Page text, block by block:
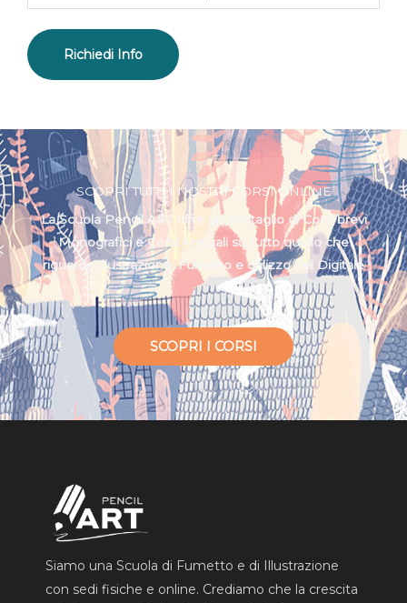
SCOPRI TUTTI I NOSTRI CORSI ONLINE
La Scuola Pencil ART offre un ventaglio di Corsi brevi
Monografici e Corsi Annuali su tutto quello che
riguarda Illustrazione, Fumetto e utilizzo del Digitale
SCOPRI I CORSI
Siamo una Scuola di Fumetto e di Illustrazione
con sedi fisiche e online. Crediamo che la crescita